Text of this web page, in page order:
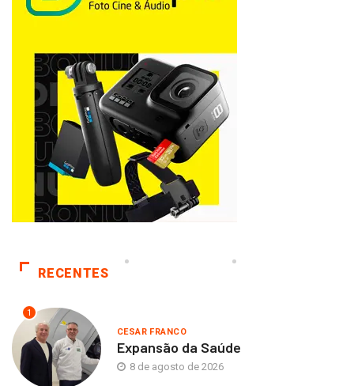
RECENTES
1
CESAR FRANCO
Expansão da Saúde
8 de agosto de 2026